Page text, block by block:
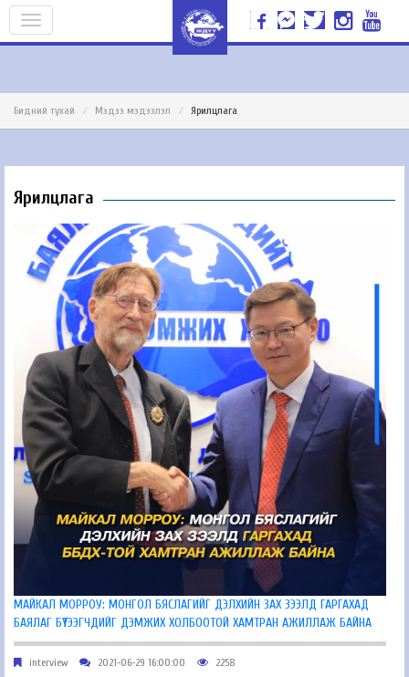
Бидний тухай Мэдээ мэдээлэл Ярилцлага
Ярилцлага
МАЙКАЛ МОРРОУ: МОНГОЛ БЯСЛАГИЙГ ДЭЛХИЙН ЗАХ ЗЭЭЛД ГАРГАХАД
БАЯЛАГ БҮТЭЭГЧДИЙГ ДЭМЖИХ ХОЛБООТОЙ ХАМТРАН АЖИЛЛАЖ БАЙНА
interview 2021-06-29 16:00:00 2258